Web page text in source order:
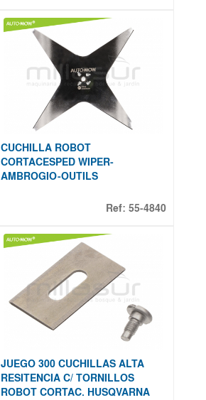
CUCHILLA ROBOT
CORTACESPED WIPER-
AMBROGIO-OUTILS
Ref: 55-4840
JUEGO 300 CUCHILLAS ALTA
RESITENCIA C/ TORNILLOS
ROBOT CORTAC. HUSQVARNA